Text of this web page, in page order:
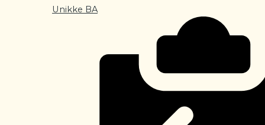
Unikke BA